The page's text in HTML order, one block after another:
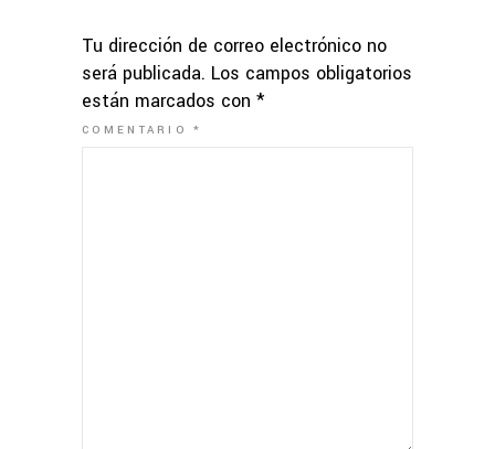
Tu dirección de correo electrónico no
será publicada. Los campos obligatorios
están marcados con *
COMENTARIO*